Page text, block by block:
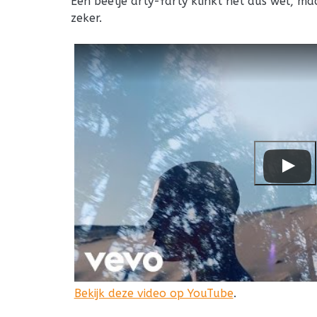
zeker.
Bekijk deze video op YouTube.